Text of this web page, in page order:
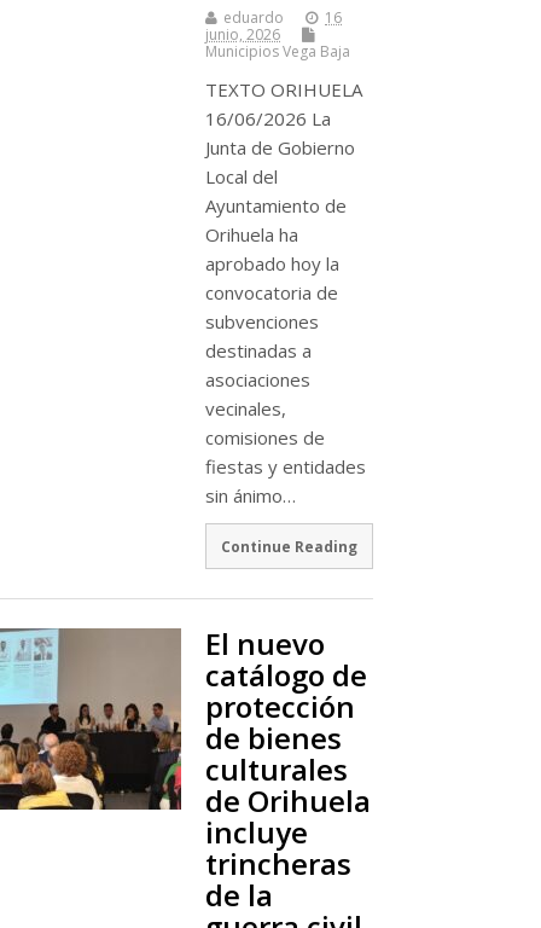
eduardo
16
junio, 2026
Municipios Vega Baja
TEXTO ORIHUELA
16/06/2026 La
Junta de Gobierno
Local del
Ayuntamiento de
Orihuela ha
aprobado hoy la
convocatoria de
subvenciones
destinadas a
asociaciones
vecinales,
comisiones de
fiestas y entidades
sin ánimo…
Continue Reading
El nuevo
catálogo de
protección
de bienes
culturales
de Orihuela
incluye
trincheras
de la